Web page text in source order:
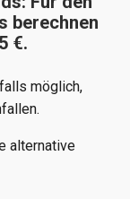
berechnen
€.
möglich,
alternative